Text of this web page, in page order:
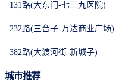
131路(大东门-七三九医院)
232路(三台子-万达商业广场)
382路(大渡河街-新城子)
城市推荐